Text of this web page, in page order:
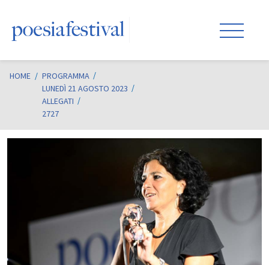
HOME / PROGRAMMA
LUNEDÌ 21 AGOSTO 2023
ALLEGATI
2727